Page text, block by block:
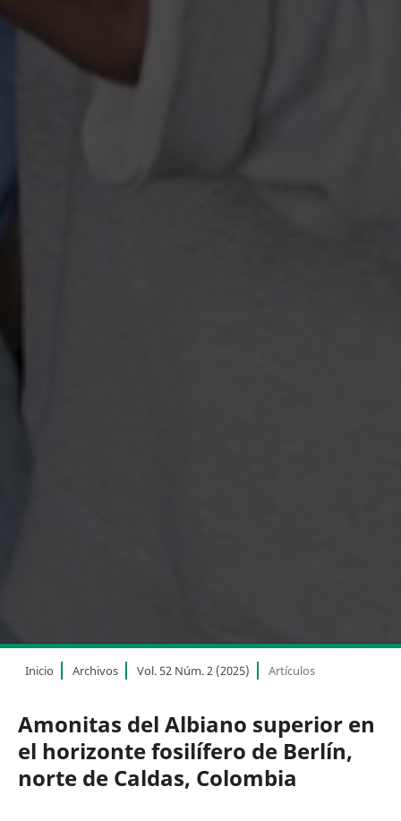
Inicio Archivos Vol. 52 Núm. 2 (2025) Artículos
Amonitas del Albiano superior en
el horizonte fosilífero de Berlín,
norte de Caldas, Colombia